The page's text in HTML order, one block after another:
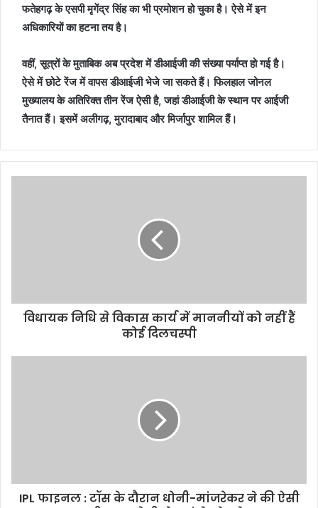
फतेहगढ़ के एसपी मृगेंद्र सिंह का भी प्रमोशन हो चुका है। ऐसे में इन
अधिकारियों का हटना तय है।
वहीं, सूत्रों के मुताबिक अब प्रदेश में डीआईजी की संख्या पर्याप्त हो गई है।
ऐसे में छोटे रेंज में वापस डीआईजी भेजे जा सकते हैं। फिलहाल जोनल
मुख्यालय के अतिरिक्त तीन रेंज ऐसी है, जहां डीआईजी के स्थान पर आईजी
तैनात हैं। इसमें अलीगढ़, मुरादाबाद और मिर्जापुर शामिल हैं।
विधायक निधि से विकास कार्य में माननीयों को नहीं हैं
कोई दिलचस्पी
IPL फाइनल : टॉस के दौरान धोनी-मांजरेकर ने की ऐसी